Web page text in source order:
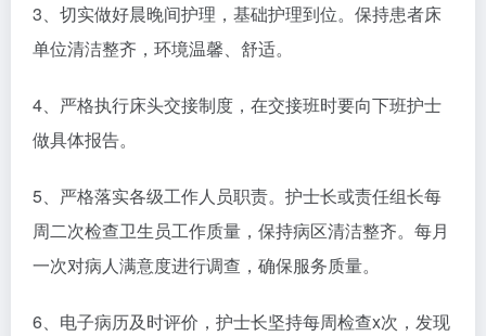
3、切实做好晨晚间护理，基础护理到位。保持患者床
单位清洁整齐，环境温馨、舒适。
4、严格执行床头交接制度，在交接班时要向下班护士
做具体报告。
5、严格落实各级工作人员职责。护士长或责任组长每
周二次检查卫生员工作质量，保持病区清洁整齐。每月
一次对病人满意度进行调查，确保服务质量。
6、电子病历及时评价，护士长坚持每周检查x次，发现